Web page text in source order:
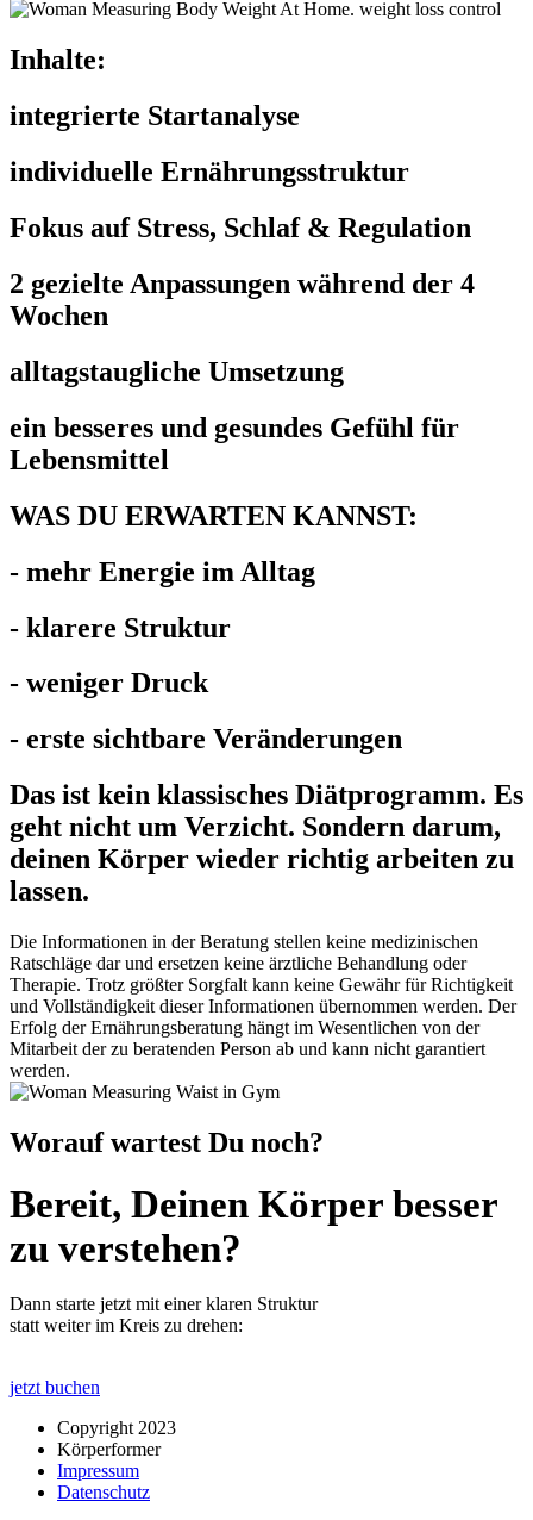
Inhalte:
integrierte Startanalyse
individuelle Ernährungsstruktur
Fokus auf Stress, Schlaf & Regulation
2 gezielte Anpassungen während der 4
Wochen
alltagstaugliche Umsetzung
ein besseres und gesundes Gefühl für
Lebensmittel
WAS DU ERWARTEN KANNST:
- mehr Energie im Alltag
- klarere Struktur
- weniger Druck
- erste sichtbare Veränderungen
Das ist kein klassisches Diätprogramm. Es
geht nicht um Verzicht. Sondern darum,
deinen Körper wieder richtig arbeiten zu
lassen.
Die Informationen in der Beratung stellen keine medizinischen
Ratschläge dar und ersetzen keine ärztliche Behandlung oder
Therapie. Trotz größter Sorgfalt kann keine Gewähr für Richtigkeit
und Vollständigkeit dieser Informationen übernommen werden. Der
Erfolg der Ernährungsberatung hängt im Wesentlichen von der
Mitarbeit der zu beratenden Person ab und kann nicht garantiert
werden.
Worauf wartest Du noch?
Bereit, Deinen Körper besser
zu verstehen?
Dann starte jetzt mit einer klaren Struktur
statt weiter im Kreis zu drehen:
jetzt buchen
Copyright 2023
Körperformer
Impressum
Datenschutz